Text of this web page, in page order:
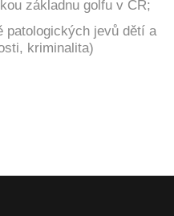
základnu golfu v ČR;
patologických jevů dětí a
kriminalita)